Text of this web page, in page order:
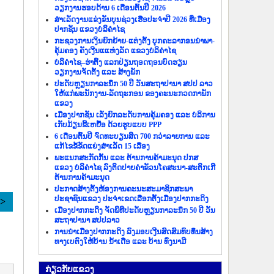
ວຽກງານຮອບດ້ານ 6 ເດືອນຕົ້ນປີ 2026
ສຳເລັດງານແຂ່ງຂັນບຸນຊ່ວງເຮືອປະຈຳປີ 2026 ທີ່ເມືອງ
ປາກຊັນ ແຂວງບໍລິຄຳໄຊ
ກະຊວງການເງິນຍົກຍ້າຍ-ແຕ່ງຕັ້ງ ບຸກຄະລາກອນນຳພາ-
ຄຸ້ມຄອງ ຄັງເງີນແແຫ່ງລັດ ແຂວງບໍລິຄຳໄຊ
ບໍລິຄຳໄຊ–ຮ່າຕິ້ງ ແລກປ່ຽນຖອດຖອນບົດຮຽນ
ວຽກງານຈັດຕັ້ງ ແລະ ສ້າງພັກ
ປະດັບຫຼຽນກາລະນຶກ 50 ປີ ວັນສະຖາປານາ ສປປ ລາວ
ໃຫ້ແກ່ພະນັກງານ-ລັດຖະກອນ ຂອງຄະນະກວດກາພັກ
ແຂວງ
ເມືອງປາກຊັນ ເລັ່ງຍົກລະດັບການຄຸ້ມຄອງ ແລະ ບໍລິການ
ເກັບມ້ຽນຂີ້ເຫຍື້ອ ດ້ວຍຮູບແບບ PPP
6 ເດືອນຕົ້ນປີ ຈົດທະບຽນສິດ 700 ກວ່າລາຍການ ແລະ
ແກ້ໄຂຂໍ້ຂັດແຍ່ງສຳເລັດ 15 ເລື່ອງ
ພະແນກສະກັດກັ້ນ ແລະ ຕ້ານການຄ້າມະນຸດ ປກສ
ແຂວງ ບໍລິຄຳໄຊ ລົງຕິດປາຍຄຳຂັວນໂຄສະນາ-ສະຕິກເກີ
ຕ້ານການຄ້າມະນຸດ
ປະກາດສ້າງຕັ້ງຫ້ອງການຄະນະສະມາຊິກສະພາ
ປະຊາຊົນແຂວງ ປະຈຳເຂດເລືອກຕັ້ງເມືອງປາກກະດິງ
ເມືອງປາກກະດິງ ຈັດພິທີປະດັບຫຼຽນກາລະນຶກ 50 ປີ ວັນ
ສະຖາປານາ ສປປລາວ
ການນຳເມືອງປາກກະດິງ ລົງມອບເງີນສົດສົມທົບທຶນສ້າງ
ທາງເບຕົງໃຫ້ບ້ານ ນ້ຳເດື່ອ ແລະ ບ້ານ ທົ່ງນາມີ
ກ່ຽວ​ກັບ​ແຂວງ